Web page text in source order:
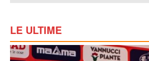
LE ULTIME